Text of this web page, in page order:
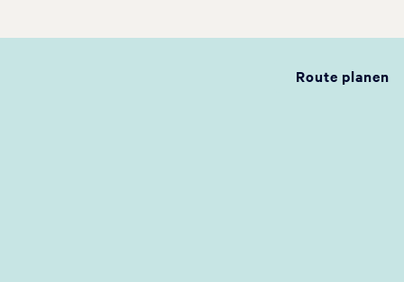
Route planen